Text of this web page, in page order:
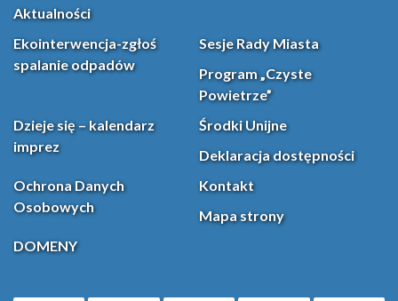
Aktualności
Ekointerwencja-zgłoś
spalanie odpadów
Sesje Rady Miasta
Program „Czyste
Powietrze”
Dzieje się – kalendarz
imprez
Środki Unijne
Deklaracja dostępności
Ochrona Danych
Osobowych
Kontakt
Mapa strony
DOMENY